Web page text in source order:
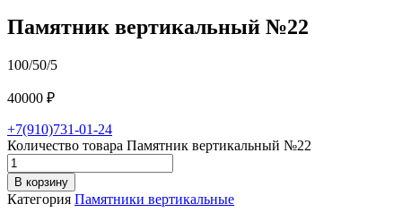
Памятник вертикальный №22
100/50/5
40000 ₽
+7(910)731-01-24
Количество товара Памятник вертикальный №22
В корзину
Категория Памятники вертикальные